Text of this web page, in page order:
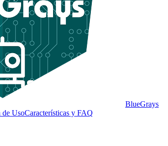
BlueGrays
de UsoCaracterísticas y FAQ